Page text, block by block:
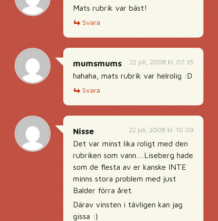
Mats rubrik var bäst!
Svara
22 juli, 2008 kl. 07:35
mumsmums
hahaha, mats rubrik var helrolig :D
Svara
22 juli, 2008 kl. 10:09
Nisse
Det var minst lika roligt med den
rubriken som vann….Liseberg hade
som de flesta av er kanske INTE
minns stora problem med just
Balder förra året.
Därav vinsten i tävligen kan jag
gissa :)